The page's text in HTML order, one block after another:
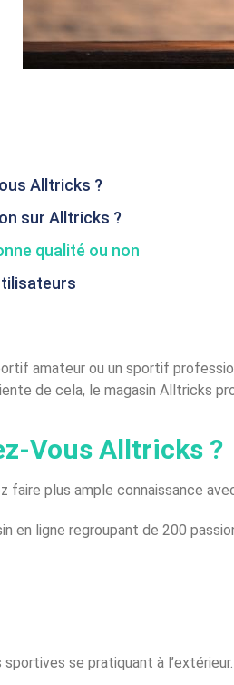
Alltricks ?
sur Alltricks ?
qualité ou non
amateur ou un sportif
de cela, le magasin Alltricks
Vous Alltricks ?
faire plus ample connaissance
en ligne regroupant de 200
se pratiquant à l’extérieur.